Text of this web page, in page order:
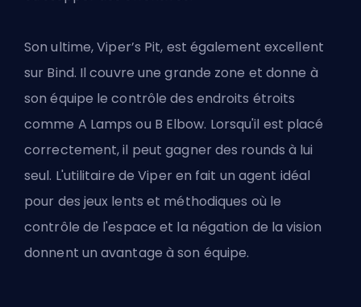
Sonultime, Viper’s Pit, est également excellent
sur Bind. Il couvre une grande zone et donne à
son équipe le contrôle des endroits étroits
comme A Lamps ou B Elbow. Lorsqu'il est placé
correctement, il peut gagner des rounds à lui
seul. L'utilitaire de Viper en fait un agent idéal
pour des jeux lents et méthodiques où le
contrôle de l'espace et la négation de la vision
donnent un avantage à son équipe.